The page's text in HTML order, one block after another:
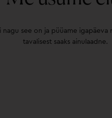
nagu see on ja püüame
tavalisest saaks ainulaadne.